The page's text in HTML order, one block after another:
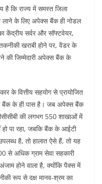
कि राज्य में समस्त जिला
लाने के लिए अपेक्स बैंक ही नोडल
केंद्रीय सर्वर और सॉफ्टवेयर,
खराबी होने पर, वेंडर के
की जिम्मेदारी अपेक्स बैंक के
के वित्तीय सहयोग से प्रायोजित
बैंक के ही पास है। जब अपेक्स बैंक
की लगभग 550 शाखाओं में
पा रहा, जबकि बैंक के आईटी
है, तो हालात ऐसे हैं, तो यह
से अधिक ग्राम सेवा सहकारी
होने वाला है, क्योंकि पैक्स में
रूप से दक्ष मानव-श्रम का